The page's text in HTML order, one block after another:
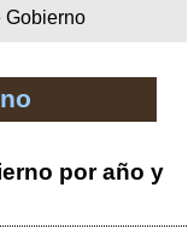
Gobierno
por año y